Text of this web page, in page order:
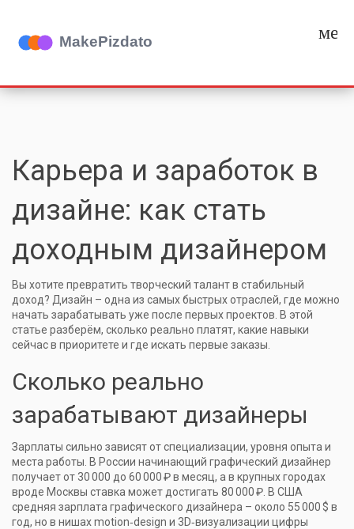
Карьера и заработок в
дизайне: как стать
доходным дизайнером
Вы хотите превратить творческий талант в стабильный
доход? Дизайн – одна из самых быстрых отраслей, где можно
начать зарабатывать уже после первых проектов. В этой
статье разберём, сколько реально платят, какие навыки
сейчас в приоритете и где искать первые заказы.
Сколько реально
зарабатывают дизайнеры
Зарплаты сильно зависят от специализации, уровня опыта и
места работы. В России начинающий графический дизайнер
получает от 30 000 до 60 000 ₽ в месяц, а в крупных городах
вроде Москвы ставка может достигать 80 000 ₽. В США
средняя зарплата графического дизайнера – около 55 000 $ в
год, но в нишах motion‑design и 3D‑визуализации цифры